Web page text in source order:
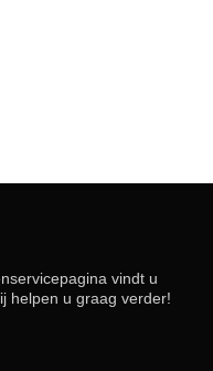
vindt u
helpen u graag verder!